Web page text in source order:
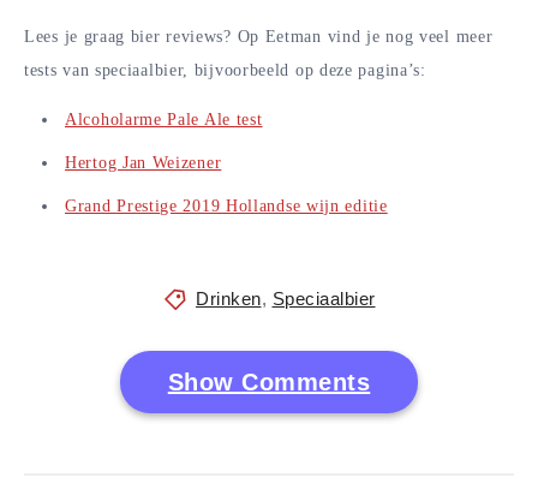
Lees je graag bier reviews? Op Eetman vind je nog veel meer
tests van speciaalbier, bijvoorbeeld op deze pagina’s:
Alcoholarme Pale Ale test
Hertog Jan Weizener
Grand Prestige 2019 Hollandse wijn editie
Drinken, Speciaalbier
Show Comments